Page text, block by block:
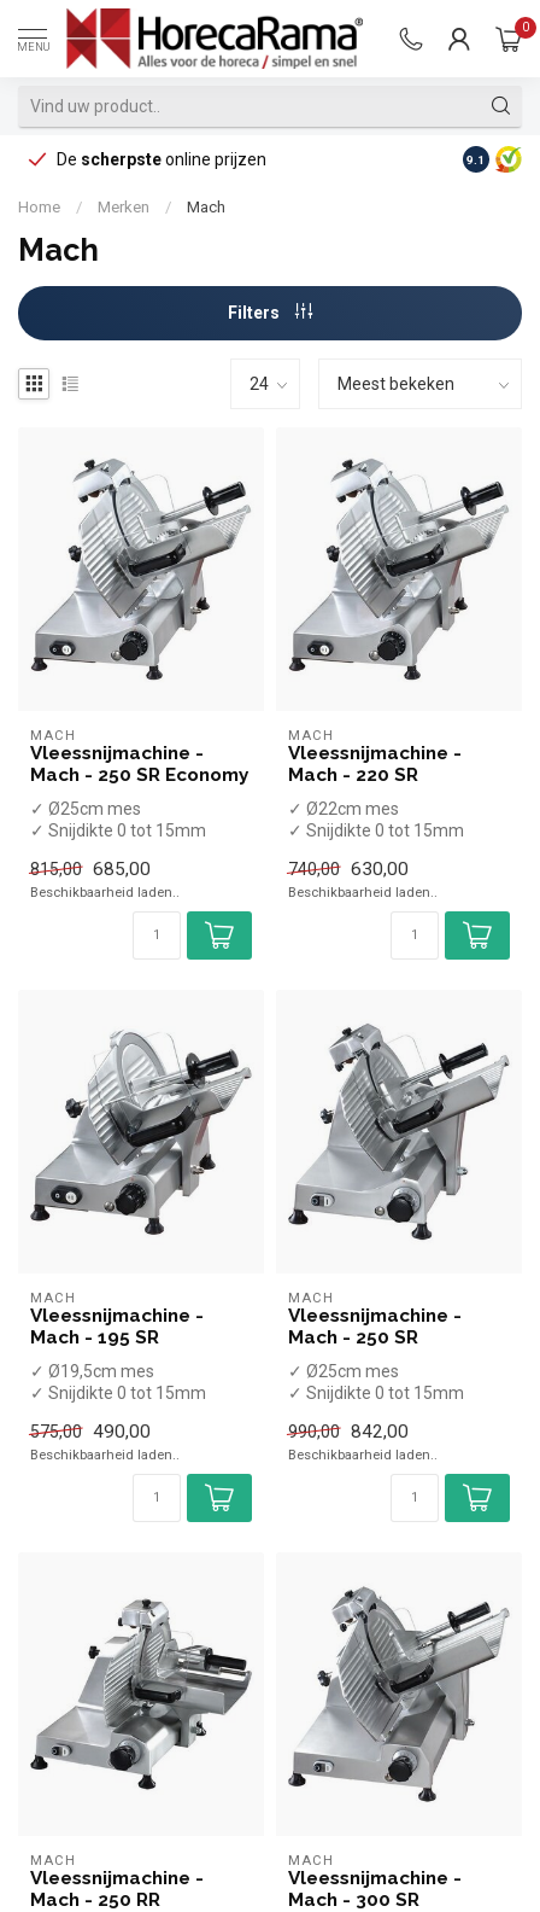
MENU
0
De scherpsteonline prijzen Op
9.1
Home / Merken / Mach
Mach
Filters
MACH
Vleessnijmachine -
Mach - 250 SR Economy
✓ Ø25cm mes
✓ Snijdikte 0 tot 15mm
✓ Schuin model
✓ 185 Watt
815,00 685,00
Beschikbaarheid laden..
MACH
Vleessnijmachine -
Mach - 220 SR
✓ Ø22cm mes
✓ Snijdikte 0 tot 15mm
✓ Schuin model
✓ 140 Watt
740,00 630,00
Beschikbaarheid laden..
MACH
Vleessnijmachine -
Mach - 195 SR
✓ Ø19,5cm mes
✓ Snijdikte 0 tot 15mm
✓ Schuin model
✓ 132 Watt
575,00 490,00
Beschikbaarheid laden..
MACH
Vleessnijmachine -
Mach - 250 SR
✓ Ø25cm mes
✓ Snijdikte 0 tot 15mm
✓ Schuin model
✓ 245 Watt
990,00 842,00
Beschikbaarheid laden..
MACH
Vleessnijmachine -
Mach - 250 RR
MACH
Vleessnijmachine -
Mach - 300 SR